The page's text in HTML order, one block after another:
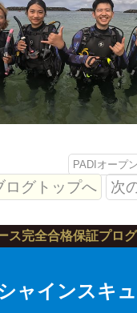
PADIオープ
ログトップへ 次
ス完全合格保証プロ
ャインスキ